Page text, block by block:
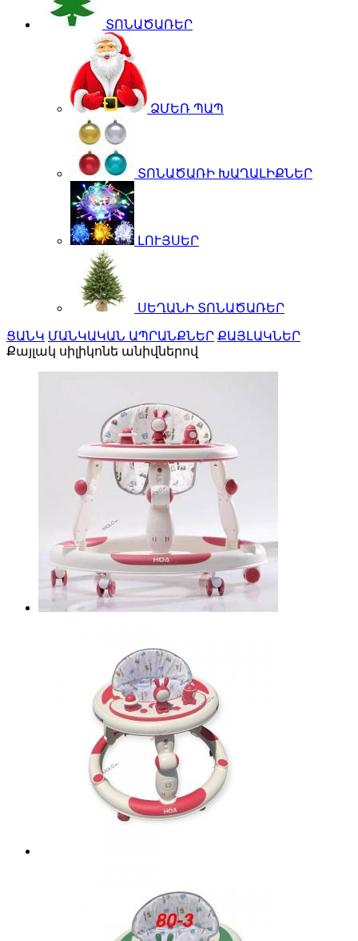
ՏՈՆԱԾԱՌԵՐ
ՁՄԵՌ ՊԱՊ
ՏՈՆԱԾԱՌԻ ԽԱՂԱԼԻՔՆԵՐ
ԼՈՒՅՍԵՐ
ՍԵՂԱՆԻ ՏՈՆԱԾԱՌԵՐ
ՑԱՆԿ ՄԱՆԿԱԿԱՆ ԱՊՐԱՆՔՆԵՐ ՔԱՅԼԱԿՆԵՐ
Քայլակ սիլիկոնե անիվներով